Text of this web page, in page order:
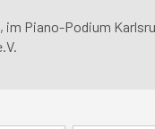
Piano-Podium